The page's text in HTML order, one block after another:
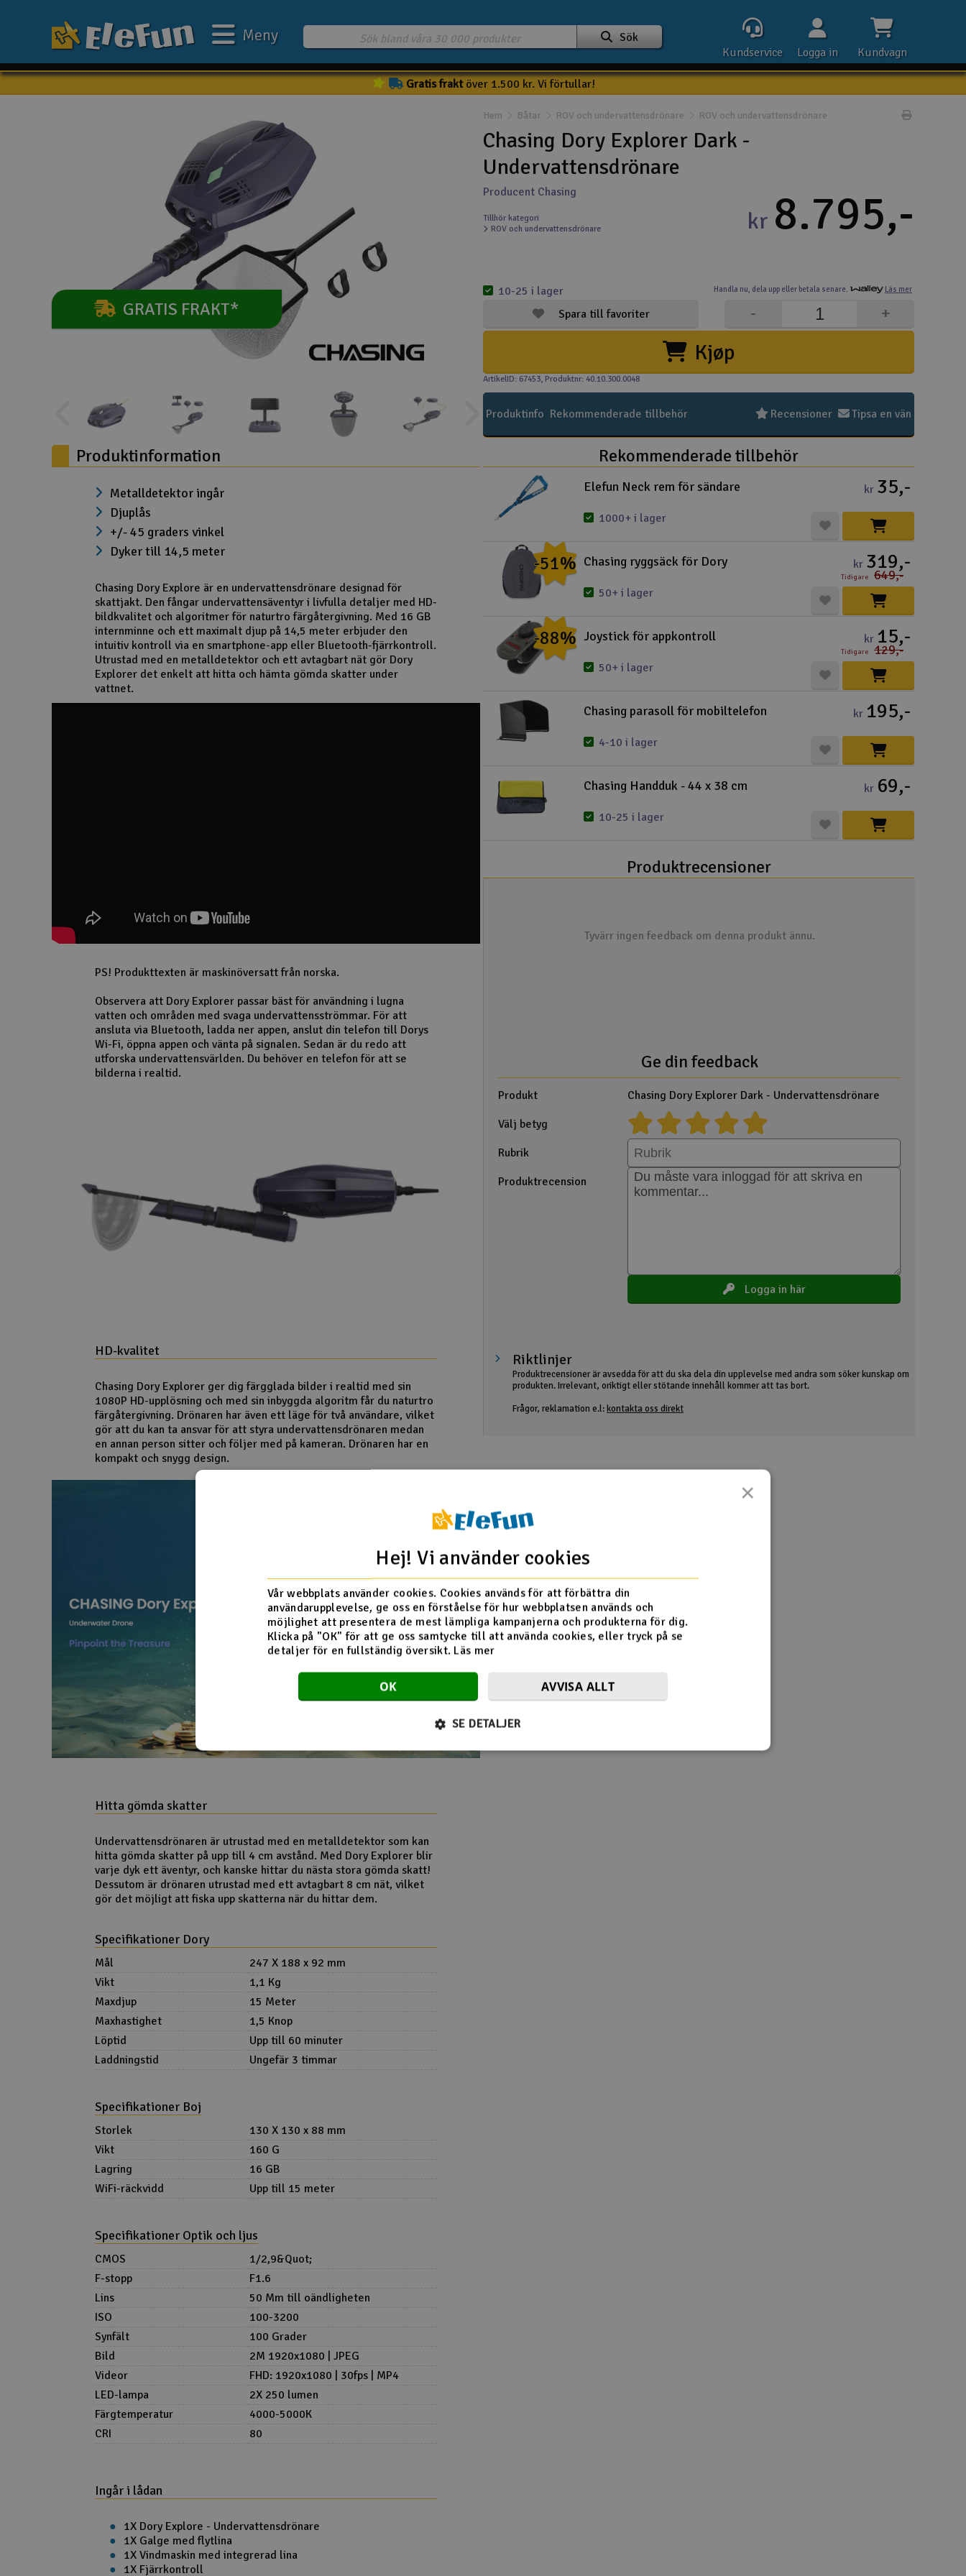
Bilbana
Båtar
Flygplan
Helikopter
Kamerautrustning
Modellbygg- och byggsatser
Modelljärnväg
Motor & tillbehör
Radioutrustning
Raketer
Scooter & elfordon
Smarthem, lek och hobby
Sök
Meny
Kundvagn
Logga in
Kundservice
Gratis fraktöver 1.500 kr. Vi förtullar!
GRATIS FRAKT*
* Denna produkt kvalificerar sig för fri frakt. Övriga varor
i samma beställning får då också fri frakt.
Hem Båtar ROV och undervattensdrönare ROV och undervattensdrönare
Chasing Dory Explorer Dark -
Undervattensdrönare
Producent Chasing
Tillhör kategori
ROV och undervattensdrönare
Handla nu, dela upp eller betala senare. Läs mer
kr 8.795,-
Kjøp
+
-
Spara till favoriter
10-25 i lager
ArtikelID: 67453, Produktnr: 40.10.300.0048
Produktinfo Rekommenderade tillbehör Tipsa en vän
Recensioner
Produktinformation
Metalldetektor ingår
Djuplås
+/- 45 graders vinkel
Dyker till 14,5 meter
Chasing Dory Explore är en undervattensdrönare designad för
skattjakt. Den fångar undervattensäventyr i livfulla detaljer med HD-
bildkvalitet och algoritmer för naturtro färgåtergivning. Med 16 GB
internminne och ett maximalt djup på 14,5 meter erbjuder den
intuitiv kontroll via en smartphone-app eller Bluetooth-fjärrkontroll.
Utrustad med en metalldetektor och ett avtagbart nät gör Dory
Explorer det enkelt att hitta och hämta gömda skatter under
vattnet.
PS! Produkttexten är maskinöversatt från norska.
Observera att Dory Explorer passar bäst för användning i lugna
vatten och områden med svaga undervattensströmmar. För att
ansluta via Bluetooth, ladda ner appen, anslut din telefon till Dorys
Wi-Fi, öppna appen och vänta på signalen. Sedan är du redo att
utforska undervattensvärlden. Du behöver en telefon för att se
bilderna i realtid.
HD-kvalitet
Chasing Dory Explorer ger dig färgglada bilder i realtid med sin
1080P HD-upplösning och med sin inbyggda algoritm får du naturtro
färgåtergivning. Drönaren har även ett läge för två användare, vilket
gör att du kan ta ansvar för att styra undervattensdrönaren medan
en annan person sitter och följer med på kameran. Drönaren har en
kompakt och snygg design.
Hitta gömda skatter
Undervattensdrönaren är utrustad med en metalldetektor som kan
hitta gömda skatter på upp till 4 cm avstånd. Med Dory Explorer blir
varje dyk ett äventyr, och kanske hittar du nästa stora gömda skatt!
Dessutom är drönaren utrustad med ett avtagbart 8 cm nät, vilket
gör det möjligt att fiska upp skatterna när du hittar dem.
Specifikationer Dory
Mål
247 X 188 x 92 mm
Vikt
1,1 Kg
Maxdjup
15 Meter
Maxhastighet
1,5 Knop
Löptid
Upp till 60 minuter
Laddningstid
Ungefär 3 timmar
Specifikationer Boj
Storlek
130 X 130 x 88 mm
Vikt
160 G
Lagring
16 GB
WiFi-räckvidd
Upp till 15 meter
Specifikationer Optik och ljus
CMOS
1/2,9&Quot;
F-stopp
F1.6
Lins
50 Mm till oändligheten
ISO
100-3200
Synfält
100 Grader
Bild
2M 1920x1080 | JPEG
Videor
FHD: 1920x1080 | 30fps | MP4
LED-lampa
2X 250 lumen
Färgtemperatur
4000-5000K
CRI
80
Ingår i lådan
1X Dory Explore - Undervattensdrönare
1X Galge med flytlina
1X Vindmaskin med integrerad lina
1X Fjärrkontroll
Rekommenderade tillbehör
Elefun Neck rem för sändare
1000+ i lager
kr 35,-
-51% Chasing ryggsäck för Dory
50+ i lager
kr 319,-
Tidigare 649,-
-88% Joystick för appkontroll
50+ i lager
kr 15,-
Tidigare 129,-
Chasing parasoll för mobiltelefon
4-10 i lager
kr 195,-
Chasing Handduk - 44 x 38 cm
10-25 i lager
kr 69,-
Produktrecensioner
Tyvärr ingen feedback om denna produkt ännu.
Ge din feedback
Produkt
Chasing Dory Explorer Dark - Undervattensdrönare
Välj betyg
Rubrik
Produktrecension
Logga in här
Riktlinjer
Produktrecensioner är avsedda för att du ska dela din upplevelse med andra som söker kunskap om
produkten. Irrelevant, oriktigt eller stötande innehåll kommer att tas bort.
Frågor, reklamation e.l: kontakta oss direkt
×
Hej! Vi använder cookies
Vår webbplats använder cookies. Cookies används för att förbättra din
användarupplevelse, ge oss en förståelse för hur webbplatsen används och
möjlighet att presentera de mest lämpliga kampanjerna och produkterna för dig.
Klicka på "OK" för att ge oss samtycke till att använda cookies, eller tryck på se
detaljer för en fullständig översikt. Läs mer
OK AVVISA ALLT
SE DETALJER